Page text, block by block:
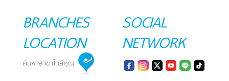
BRANCHES
LOCATION
SOCIAL
NETWORK